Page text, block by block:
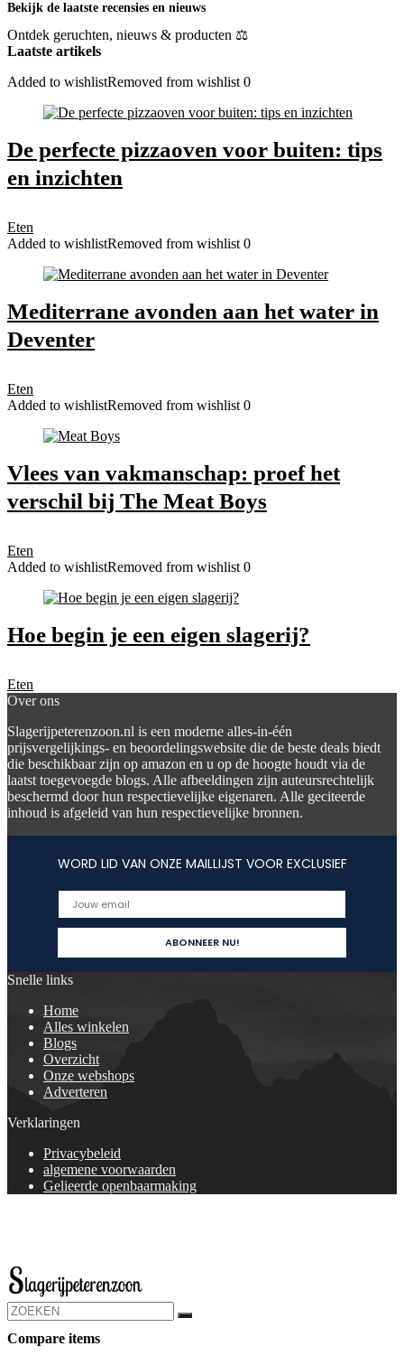
Bekijk de laatste recensies en nieuws
Ontdek geruchten, nieuws & producten ⚖
Laatste artikels
Added to wishlistRemoved from wishlist 0
De perfecte pizzaoven voor buiten: tips
en inzichten
Eten
Added to wishlistRemoved from wishlist 0
Mediterrane avonden aan het water in
Deventer
Eten
Added to wishlistRemoved from wishlist 0
Vlees van vakmanschap: proef het
verschil bij The Meat Boys
Eten
Added to wishlistRemoved from wishlist 0
Hoe begin je een eigen slagerij?
Eten
Over ons
Slagerijpeterenzoon.nl is een moderne alles-in-één
prijsvergelijkings- en beoordelingswebsite die de beste deals biedt
die beschikbaar zijn op amazon en u op de hoogte houdt via de
laatst toegevoegde blogs. Alle afbeeldingen zijn auteursrechtelijk
beschermd door hun respectievelijke eigenaren. Alle geciteerde
inhoud is afgeleid van hun respectievelijke bronnen.
WORD LID VAN ONZE MAILLIJST VOOR EXCLUSIEF
Snelle links
Home
Alles winkelen
Blogs
Overzicht
Onze webshops
Adverteren
Verklaringen
Privacybeleid
algemene voorwaarden
Gelieerde openbaarmaking
Compare items